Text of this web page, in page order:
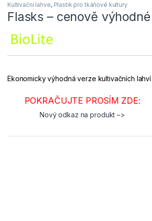
Kultivační lahve, Plastik pro tkáňové kultury
Flasks – cenově výhodné
Ekonomicky výhodná verze kultivačních
POKRAČUJTE PROSÍM ZDE:
Nový odkaz na produkt –>